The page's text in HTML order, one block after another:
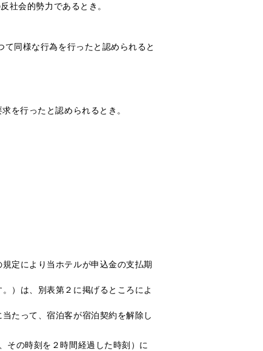
社会的勢力であるとき。
同様な行為を行ったと認められると
を行ったと認められるとき。
定により当ホテルが申込金の支払期
）は、別表第２に掲げるところによ
たって、宿泊客が宿泊契約を解除し
その時刻を２時間経過した時刻）に